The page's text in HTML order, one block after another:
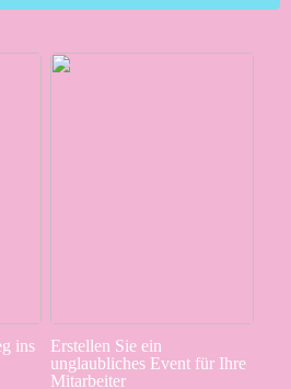
ins
Erstellen Sie ein
unglaubliches Event für Ihre
Mitarbeiter